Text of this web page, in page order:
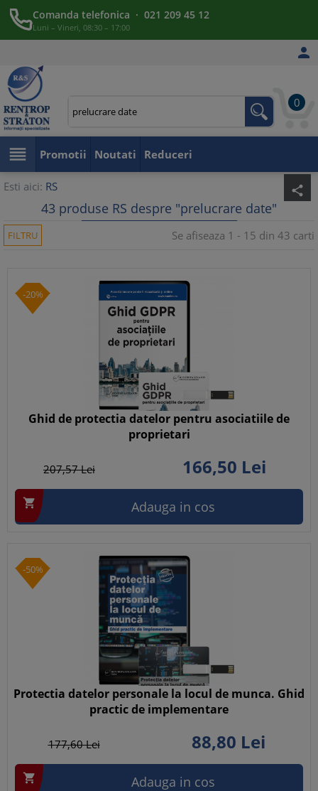
Comanda telefonica · 021 209 45 12
Luni – Vineri, 08:30 – 17:00

0
 Promotii Noutati Reduceri
Esti aici: RS share
43 produse RS despre "prelucrare date"
FILTRU Se afiseaza 1 - 15 din 43 carti
-20%
Ghid de protectia datelor pentru asociatiile de
proprietari
207,57Lei 166,50 Lei
 Adauga in cos
-50%
Protectia datelor personale la locul de munca. Ghid
practic de implementare
177,60Lei 88,80 Lei
 Adauga in cos